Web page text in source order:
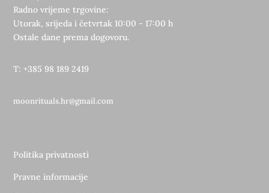
Radno vrijeme trgovine:
Utorak, srijeda i četvrtak 10:00 - 17:00 h
Ostale dane prema dogovoru.
T: +385 98 189 2419
moonrituals.hr@gmail.com
Politika privatnosti
Pravne informacije